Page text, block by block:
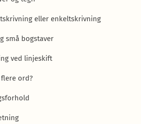
eller enkeltskrivning
små bogstaver
ved linjeskift
ord?